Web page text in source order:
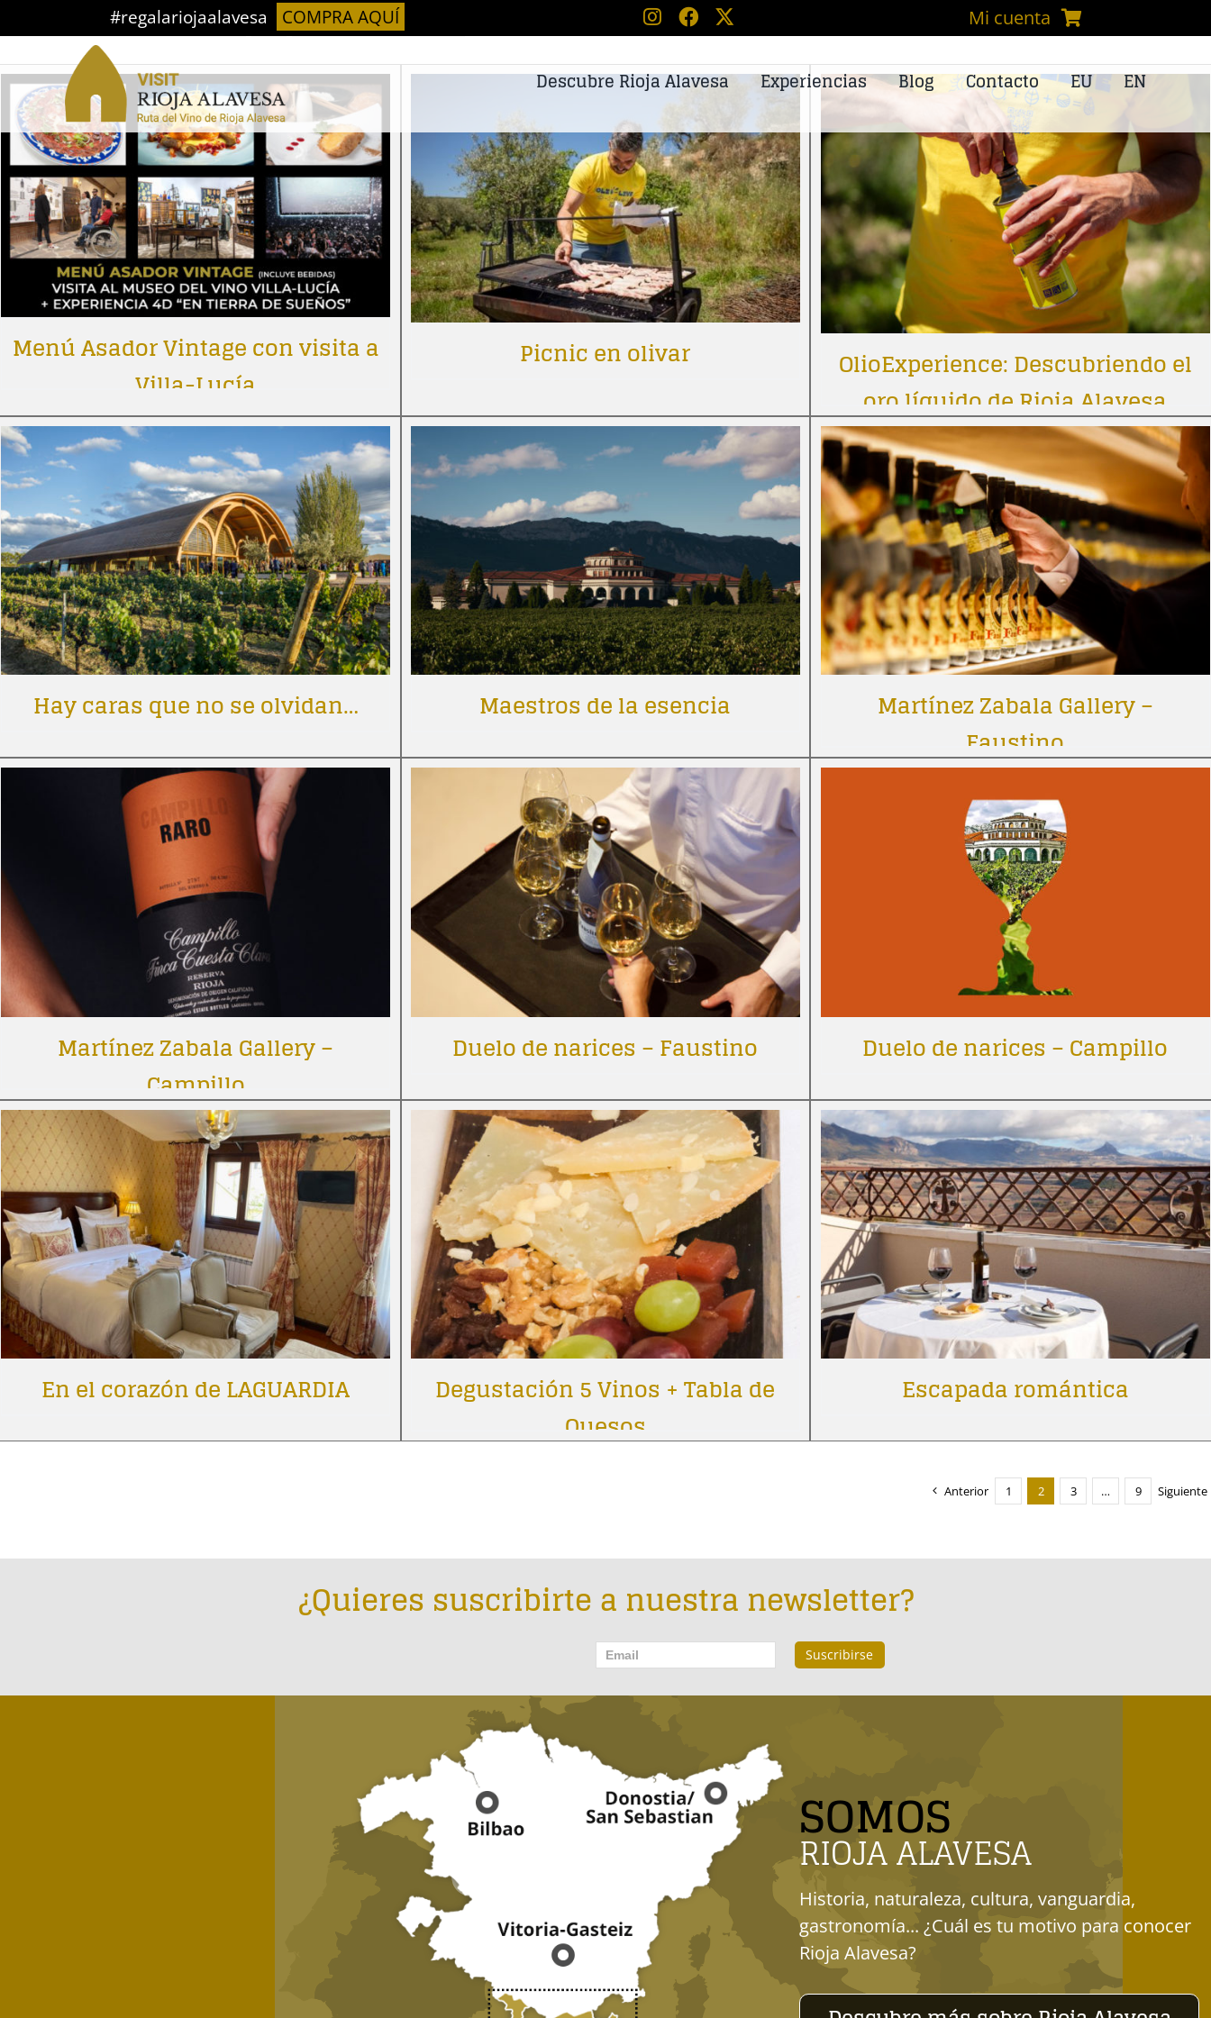
al
contenido
#regalariojaalavesa COMPRA AQUÍ Mi cuenta
Descubre Rioja Alavesa Experiencias Blog Contacto EU EN
Orden predeterminado Mostrar12 productos
Menú Asador Vintage con visita a
Villa-Lucía
Picnic en olivar
OlioExperience: Descubriendo el
oro líquido de Rioja Alavesa
Hay caras que no se olvidan… Maestros de la esencia
Martínez Zabala Gallery –
Faustino
Martínez Zabala Gallery –
Campillo
Duelo de narices – Faustino Duelo de narices – Campillo
En el corazón de LAGUARDIA
Degustación 5 Vinos + Tabla de
Quesos
Escapada romántica
Anterior 1 2 3 … 9 Siguiente
¿Quieres suscribirte a nuestra newsletter?
SOMOS
RIOJA ALAVESA
Historia, naturaleza, cultura, vanguardia,
gastronomía... ¿Cuál es tu motivo para conocer
Rioja Alavesa?